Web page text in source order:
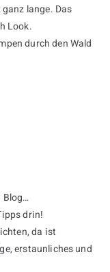
lange. Das
Look.
durch den Wald
Blog…
drin!
da ist
erstaunliches und